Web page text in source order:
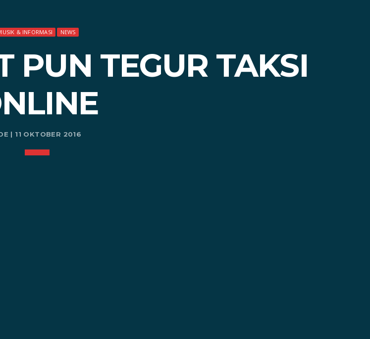
& INFORMASI NEWS
PUN TEGUR TAKSI
| 11 OKTOBER 2016